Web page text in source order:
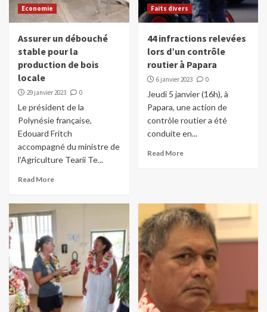
Economie
Assurer un débouché
stable pour la
production de bois
locale
29 janvier 2023 0
Le président de la
Polynésie française,
Edouard Fritch
accompagné du ministre de
l’Agriculture Tearii Te...
Read More
Faits divers
44 infractions relevées
lors d’un contrôle
routier à Papara
6 janvier 2023 0
Jeudi 5 janvier (16h), à
Papara, une action de
contrôle routier a été
conduite en...
Read More